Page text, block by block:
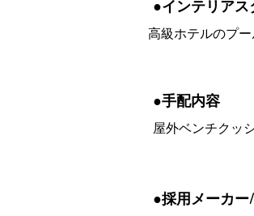
●インテリアス
高級ホテルのプ
●手配内容
屋外ベンチクッ
●採用メーカー